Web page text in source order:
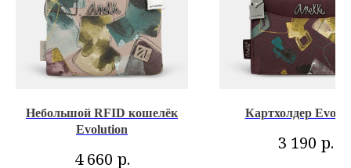
Небольшой RFID кошелёк
Evolution
4 660 р.
Картхолдер
3 190 р.